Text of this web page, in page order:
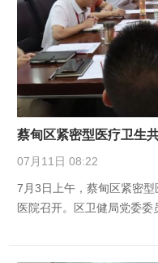
蔡甸区紧密型医疗卫生
07月11日 08:22
7月3日上午，蔡甸区紧密
医院召开。区卫健局党委委